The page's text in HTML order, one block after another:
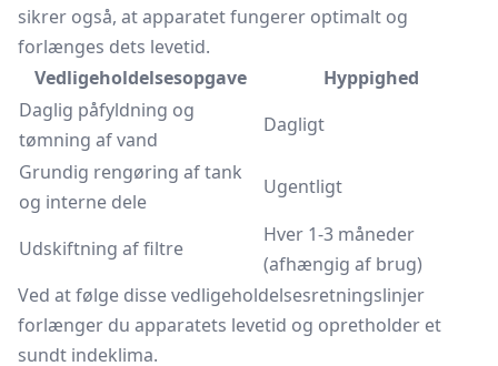
sikrer også, at apparatet fungerer optimalt og
forlænges dets levetid.
Vedligeholdelsesopgave
Hyppighed
Daglig påfyldning og
tømning af vand
Dagligt
Grundig rengøring af tank
og interne dele
Ugentligt
Udskiftning af filtre
Hver 1-3 måneder
(afhængig af brug)
Ved at følge disse vedligeholdelsesretningslinjer
forlænger du apparatets levetid og opretholder et
sundt indeklima.